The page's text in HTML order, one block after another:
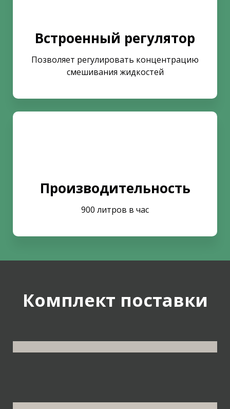
Встроенный регулятор
Позволяет регулировать концентрацию
смешивания жидкостей
Производительность
900 литров в час
Комплект поставки